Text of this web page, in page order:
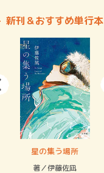
新刊＆おすすめ単行本
星の集う場所
著／伊藤佐凪